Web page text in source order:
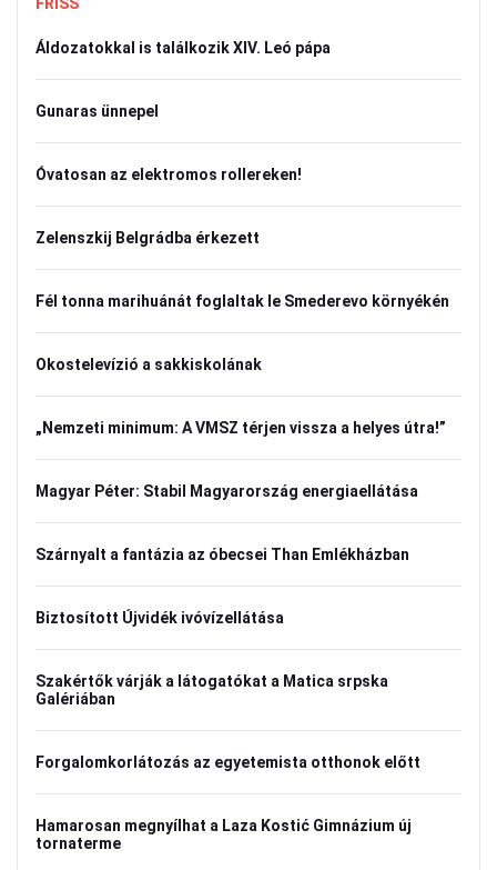
Áldozatokkal is találkozik XIV. Leó pápa
Gunaras ünnepel
Óvatosan az elektromos rollereken!
Zelenszkij Belgrádba érkezett
Fél tonna marihuánát foglaltak le Smederevo környékén
Okostelevízió a sakkiskolának
„Nemzeti minimum: A VMSZ térjen vissza a helyes útra!”
Magyar Péter: Stabil Magyarország energiaellátása
Szárnyalt a fantázia az óbecsei Than Emlékházban
Biztosított Újvidék ivóvízellátása
Szakértők várják a látogatókat a Matica srpska
Galériában
Forgalomkorlátozás az egyetemista otthonok előtt
Hamarosan megnyílhat a Laza Kostić Gimnázium új
tornaterme